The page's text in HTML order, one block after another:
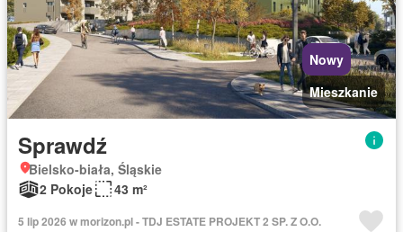
Nowy
Mieszkanie
Sprawdź
Bielsko-biała, Śląskie
2 Pokoje
43 m²
5 lip 2026 w morizon.pl - TDJ ESTATE PROJEKT 2 SP. Z O.O.